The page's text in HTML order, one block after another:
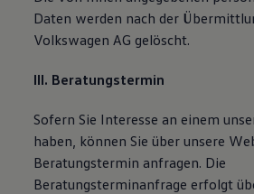
Daten werden nach der
Volkswagen AG gelöscht.
III. Beratungstermin
Sofern Sie Interesse an einem
haben, können Sie über unsere
Beratungstermin anfragen. Die
Beratungsterminanfrage erfolgt